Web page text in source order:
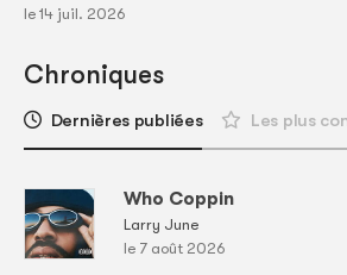
le 14 juil. 2026
Chroniques
Dernières publiées Les plus
Who Coppin
Larry June
le 7 août 2026